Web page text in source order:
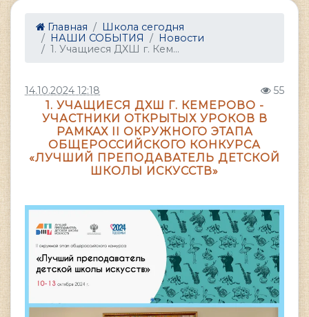
Главная
Школа сегодня
НАШИ СОБЫТИЯ
Новости
1. Учащиеся ДХШ г. Кем...
14.10.2024 12:18 55
1. УЧАЩИЕСЯ ДХШ Г. КЕМЕРОВО -
УЧАСТНИКИ ОТКРЫТЫХ УРОКОВ В
РАМКАХ II ОКРУЖНОГО ЭТАПА
ОБЩЕРОССИЙСКОГО КОНКУРСА
«ЛУЧШИЙ ПРЕПОДАВАТЕЛЬ ДЕТСКОЙ
ШКОЛЫ ИСКУССТВ»